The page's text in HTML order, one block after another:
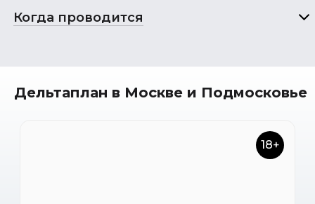
Когда проводится
Дельтаплан в Москве и Подмосковье
18+